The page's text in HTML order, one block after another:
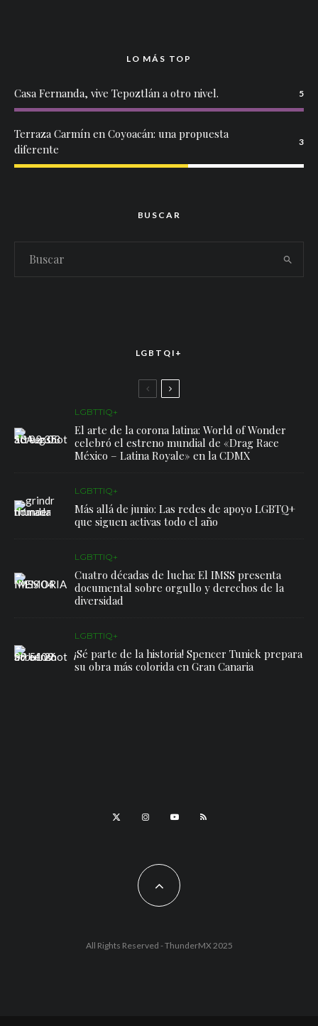
LO MÁS TOP
Casa Fernanda, vive Tepoztlán a otro nivel. 5
Terraza Carmín en Coyoacán: una propuesta
diferente
3
BUSCAR
LGBTQI+
LGBTTIQ+
El arte de la corona latina: World of Wonder
celebró el estreno mundial de «Drag Race
México – Latina Royale» en la CDMX
LGBTTIQ+
Más allá de junio: Las redes de apoyo LGBTQ+
que siguen activas todo el año
LGBTTIQ+
Cuatro décadas de lucha: El IMSS presenta
documental sobre orgullo y derechos de la
diversidad
LGBTTIQ+
¡Sé parte de la historia! Spencer Tunick prepara
su obra más colorida en Gran Canaria
All Rights Reserved - ThunderMX 2025